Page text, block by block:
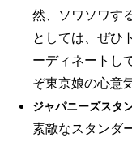
然、ソワソワす
としては、ぜひ
ーディネートし
ぞ東京娘の心意
ジャパニーズスタ
素敵なスタンダ